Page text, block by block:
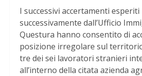
I successivi accertamenti esperiti
successivamente dall’Ufficio
Questura hanno consentito di
posizione irregolare sul
tre dei sei lavoratori stranieri
all’interno della citata azienda